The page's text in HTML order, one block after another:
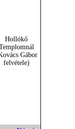
Hollókő
Gábor
felvétele)